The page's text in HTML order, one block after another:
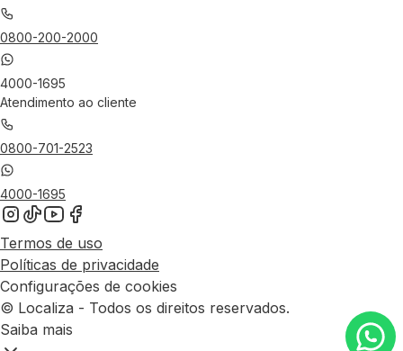
0800-200-2000
4000-1695
Atendimento ao cliente
0800-701-2523
4000-1695
Termos de uso
Políticas de privacidade
Configurações de cookies
© Localiza - Todos os direitos reservados.
Saiba mais